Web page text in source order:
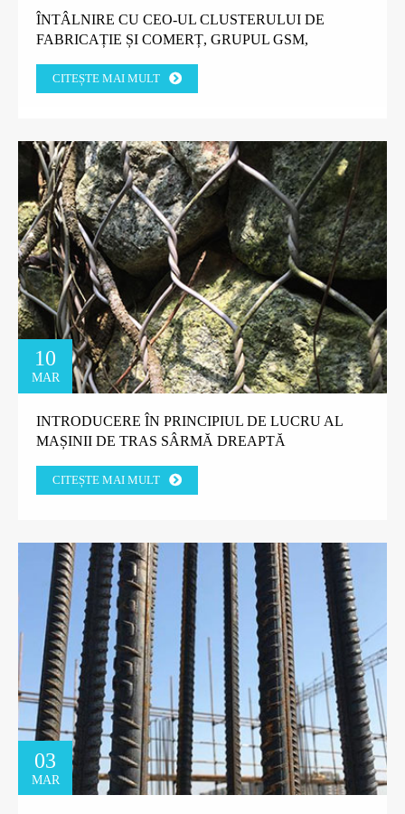
ÎNTÂLNIRE CU CEO-UL CLUSTERULUI DE
FABRICAȚIE ȘI COMERȚ, GRUPUL GSM,
CITEȘTE MAI MULT
10
MAR
INTRODUCERE ÎN PRINCIPIUL DE LUCRU AL
MAȘINII DE TRAS SÂRMĂ DREAPTĂ
CITEȘTE MAI MULT
03
MAR